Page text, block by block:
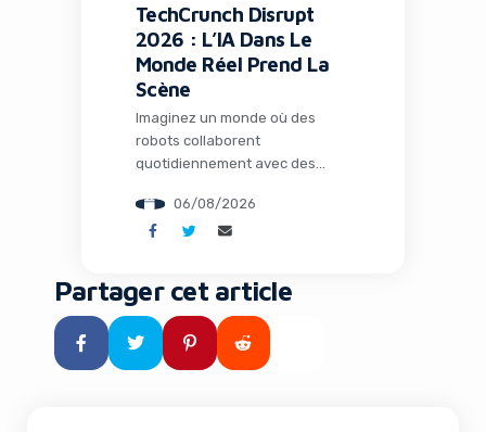
TechCrunch Disrupt
2026 : L’IA Dans Le
Monde Réel Prend La
Scène
Imaginez un monde où des
robots collaborent
quotidiennement avec des
l’intelligence artificielle opère
loin de tout cloud dans des
des millénaires pourraient
fouler à nouveau notre planète
grâce à la biologie de synthèse.
Ce n’est plus de la science-
06/08/2026
Partager cet article